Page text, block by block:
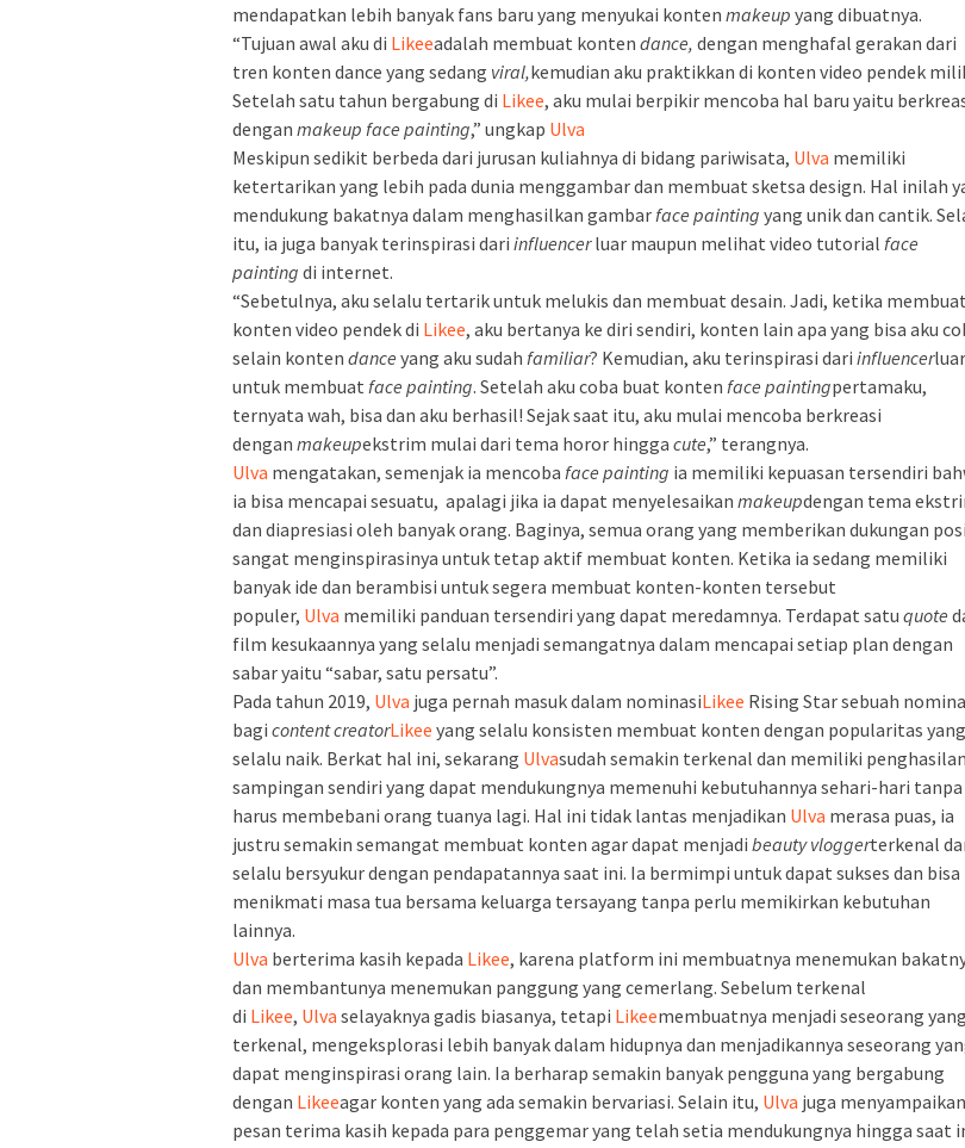
mendapatkan lebih banyak fans baru yang menyukai konten makeup yang dibuatnya.
“Tujuan awal aku di Likeeadalah membuat konten dance, dengan menghafal gerakan dari
tren konten dance yang sedang viral,kemudian aku praktikkan di konten video pendek
Setelah satu tahun bergabung di Likee, aku mulai berpikir mencoba hal baru yaitu
dengan makeup face painting,” ungkap Ulva
Meskipun sedikit berbeda dari jurusan kuliahnya di bidang pariwisata, Ulva memiliki
ketertarikan yang lebih pada dunia menggambar dan membuat sketsa design. Hal inilah
mendukung bakatnya dalam menghasilkan gambar face painting yang unik dan cantik.
itu, ia juga banyak terinspirasi dari influencerluar maupun melihat video tutorial face
painting di internet.
“Sebetulnya, aku selalu tertarik untuk melukis dan membuat desain. Jadi, ketika membuat
konten video pendek di Likee, aku bertanya ke diri sendiri, konten lain apa yang bisa aku
selain konten dance yang aku sudah familiar? Kemudian, aku terinspirasi dari influencerluar
untuk membuat face painting. Setelah aku coba buat konten face paintingpertamaku,
ternyata wah, bisa dan aku berhasil! Sejak saat itu, aku mulai mencoba berkreasi
dengan makeupekstrim mulai dari tema horor hingga cute,” terangnya.
Ulva mengatakan, semenjak ia mencoba face painting ia memiliki kepuasan tersendiri
ia bisa mencapai sesuatu, apalagi jika ia dapat menyelesaikan makeupdengan tema
dan diapresiasi oleh banyak orang. Baginya, semua orang yang memberikan dukungan
sangat menginspirasinya untuk tetap aktif membuat konten. Ketika ia sedang memiliki
banyak ide dan berambisi untuk segera membuat konten-konten tersebut
populer, Ulva memiliki panduan tersendiri yang dapat meredamnya. Terdapat satu quote
film kesukaannya yang selalu menjadi semangatnya dalam mencapai setiap plan dengan
sabar yaitu “sabar, satu persatu”.
Pada tahun 2019, Ulva juga pernah masuk dalam nominasiLikee Rising Star sebuah
bagi content creatorLikee yang selalu konsisten membuat konten dengan popularitas yang
selalu naik. Berkat hal ini, sekarang Ulvasudah semakin terkenal dan memiliki penghasilan
sampingan sendiri yang dapat mendukungnya memenuhi kebutuhannya sehari-hari tanpa
harus membebani orang tuanya lagi. Hal ini tidak lantas menjadikan Ulva merasa puas, ia
justru semakin semangat membuat konten agar dapat menjadi beauty vloggerterkenal
selalu bersyukur dengan pendapatannya saat ini. Ia bermimpi untuk dapat sukses dan bisa
menikmati masa tua bersama keluarga tersayang tanpa perlu memikirkan kebutuhan
lainnya.
Ulva berterima kasih kepada Likee, karena platform ini membuatnya menemukan
dan membantunya menemukan panggung yang cemerlang. Sebelum terkenal
di Likee, Ulva selayaknya gadis biasanya, tetapi Likeemembuatnya menjadi seseorang yang
terkenal, mengeksplorasi lebih banyak dalam hidupnya dan menjadikannya seseorang
dapat menginspirasi orang lain. Ia berharap semakin banyak pengguna yang bergabung
dengan Likeeagar konten yang ada semakin bervariasi. Selain itu, Ulva juga menyampaikan
pesan terima kasih kepada para penggemar yang telah setia mendukungnya hingga saat